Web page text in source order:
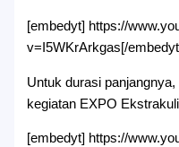
[embedyt] https://
v=I5WKrArkgas[/
Untuk durasi
kegiatan EXPO
[embedyt] https://